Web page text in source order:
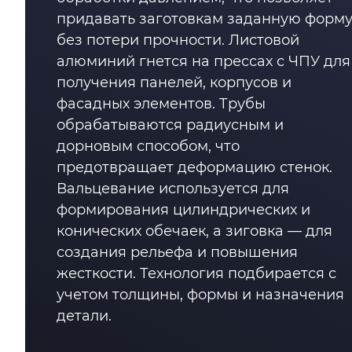
придавать заготовкам заданную форму
без потери прочности. Листовой
алюминий гнется на прессах с ЧПУ для
получения панелей, корпусов и
фасадных элементов. Трубы
обрабатываются радиусным и
дорновым способом, что
предотвращает деформацию стенок.
Вальцевание используется для
формирования цилиндрических и
конических обечаек, а зиговка — для
создания рельефа и повышения
жесткости. Технология подбирается с
учетом толщины, формы и назначения
детали.